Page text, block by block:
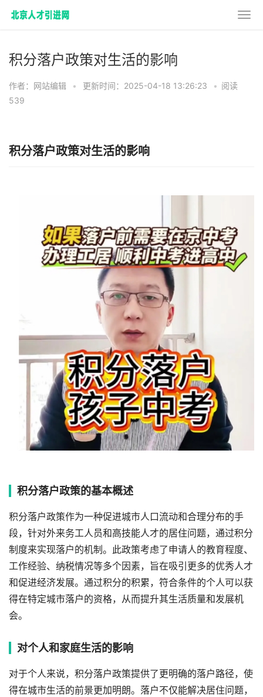
积分落户政策对生活的影响
作者：网站编辑 • 更新时间：2025-04-18 13:26:23 • 阅读
539
积分落户政策对生活的影响
积分落户政策的基本概述
积分落户政策作为一种促进城市人口流动和合理分布的手
段，针对外来务工人员和高技能人才的居住问题，通过积分
制度来实现落户的机制。此政策考虑了申请人的教育程度、
工作经验、纳税情况等多个因素，旨在吸引更多的优秀人才
和促进经济发展。通过积分的积累，符合条件的个人可以获
得在特定城市落户的资格，从而提升其生活质量和发展机
会。
对个人和家庭生活的影响
对于个人来说，积分落户政策提供了更明确的落户路径，使
得在城市生活的前景更加明朗。落户不仅能解决居住问题，